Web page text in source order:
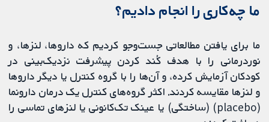
ما چه‌کاری را انجام دادیم؟
ما برای یافتن مطالعاتی جست‌وجو کردیم که داروها، لنزها، و
نوردرمانی را با هدف کُند کردن پیشرفت نزدیک‌بینی در
کودکان آزمایش کرده، و آن‌ها را با گروه کنترل یا دیگر داروها
و لنزها مقایسه کردند. اکثر گروه‌های کنترل یک درمان دارونما
(placebo) (ساختگی) یا عینک تک‌کانونی یا لنزهای تماسی را